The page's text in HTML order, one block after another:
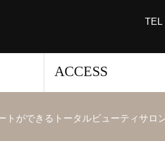
TEL
ACCESS
トができるトータルビューティサロ